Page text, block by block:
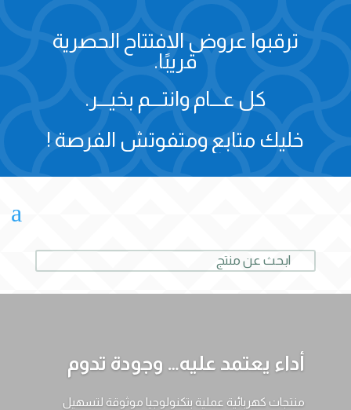
ترقبوا عروض الافتتاح الحصرية
قريبًا.
كل عـــام وانتـــم بخيـــر.
خليك متابع ومتفوتش الفرصة !
a
أداء يعتمد عليه… وجودة تدوم
منتجات كهربائية عملية بتكنولوجيا موثوقة لتسهيل